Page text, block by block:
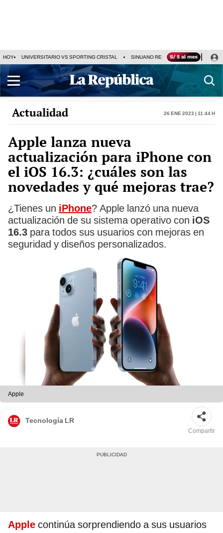
HOY UNIVERSITARIO VS SPORTING CRISTAL SINUANO RESULTADOS HOY
Actualidad 26 Ene 2023 | 11:44 h
Apple lanza nueva
actualización para iPhone con
el iOS 16.3: ¿cuáles son las
novedades y qué mejoras trae?
¿Tienes un iPhone? Apple lanzó una nueva
actualización de su sistema operativo con iOS
16.3 para todos sus usuarios con mejoras en
seguridad y diseños personalizados.
Apple
Tecnología LR
Compartir
Apple continúa sorprendiendo a sus usuarios